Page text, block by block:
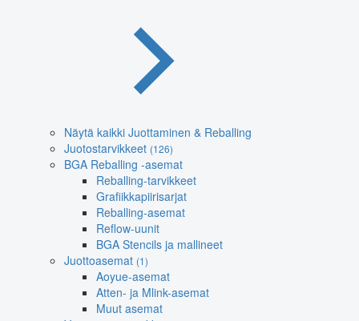
Näytä kaikki Juottaminen & Reballing
Juotostarvikkeet (126)
BGA Reballing -asemat
Reballing-tarvikkeet
Grafiikkapiirisarjat
Reballing-asemat
Reflow-uunit
BGA Stencils ja mallineet
Juottoasemat (1)
Aoyue-asemat
Atten- ja Mlink-asemat
Muut asemat